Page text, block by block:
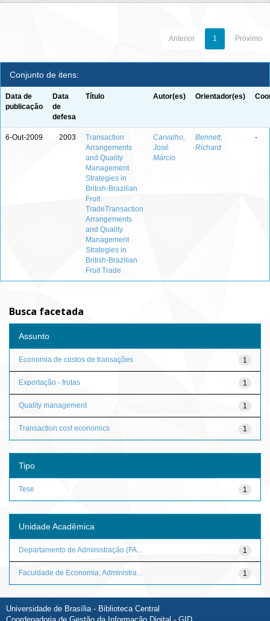
Anterior 1 Próximo
Conjunto de itens:
Data de
publicação
Data
de
defesa
Título Autor(es) Orientador(es)
6-Out-2009 2003
Transaction
Arrangements
and Quality
Management
Strategies in
British-Brazilian
Fruit
TradeTransaction
Arrangements
and Quality
Management
Strategies in
British-Brazilian
Fruit Trade
Carvalho,
José
Márcio
Bennett,
Richard
-
Busca facetada
Assunto
1
Economia de custos de transações
1
Exportação - frutas
1
Quality management
1
Transaction cost economics
Tipo
1
Tese
Unidade Acadêmica
1
Departamento de Administração (FA...
1
Faculdade de Economia, Administra...
Universidade de Brasília - Biblioteca Central
Coordenadoria de Gestão da Informação Digital - GID